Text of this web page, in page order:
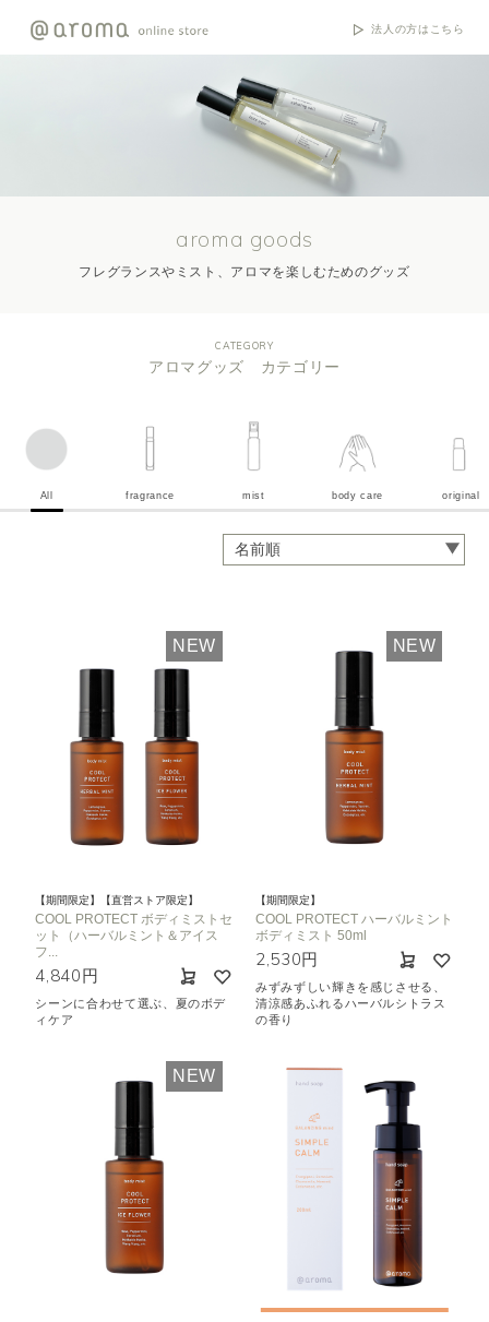
法人の方はこちら
aroma goods
フレグランスやミスト、アロマを楽しむためのグッズ
CATEGORY
アロマグッズ カテゴリー
All fragrance mist body care original
NEW
【期間限定】【直営ストア限定】
COOL PROTECT ボディミストセ
ット（ハーバルミント＆アイス
フ...
4,840円
シーンに合わせて選ぶ、夏のボデ
ィケア
NEW
【期間限定】
COOL PROTECT ハーバルミント
ボディミスト 50ml
2,530円
みずみずしい輝きを感じさせる、
清涼感あふれるハーバルシトラス
の香り
NEW